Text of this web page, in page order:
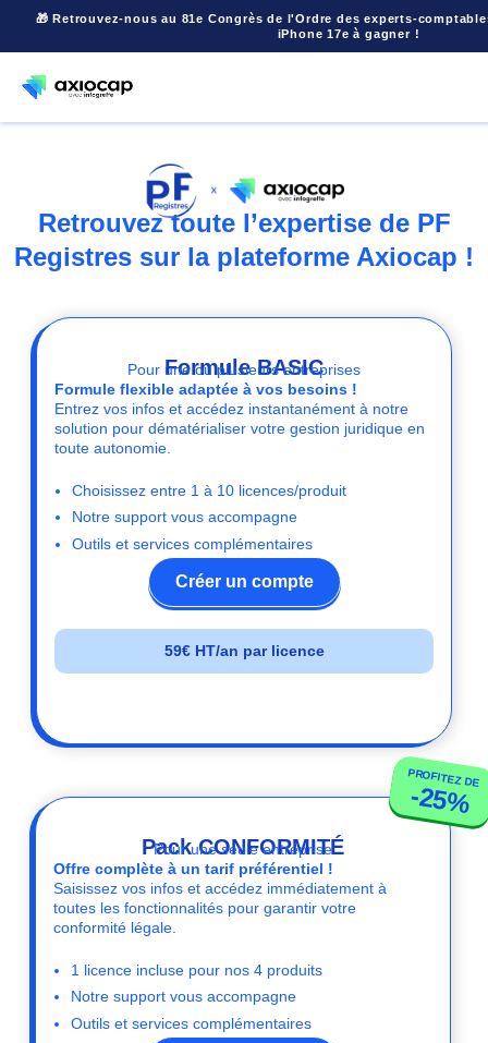
🎁 Retrouvez-nous au 81e Congrès de l'Ordre des experts-
iPhone 17e à gagner !
Retrouvez toute l’expertise de PF
Registres sur la plateforme Axiocap !
Formule BASIC
Pour une ou plusieurs entreprises
Formule flexible adaptée à vos besoins !
Entrez vos infos et accédez instantanément à notre
solution pour dématérialiser votre gestion juridique en
toute autonomie.
Choisissez entre 1 à 10 licences/produit
Notre support vous accompagne
Outils et services complémentaires
Créer un compte
59€ HT/an par licence
Pack CONFORMITÉ
Pour une seule entreprise
Offre complète à un tarif préférentiel !
Saisissez vos infos et accédez immédiatement à
toutes les fonctionnalités pour garantir votre
conformité légale.
1 licence incluse pour nos 4 produits
Notre support vous accompagne
Outils et services complémentaires
PROFITEZ DE
-25%